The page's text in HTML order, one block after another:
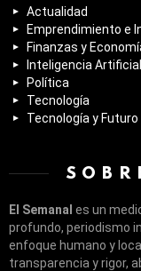
Actualidad
Emprendimiento e
Finanzas y
Inteligencia Artificial
Política
Tecnología
Tecnología y Futuro
El Semanal es un
profundo, periodismo
enfoque humano y
transparencia y rigor,